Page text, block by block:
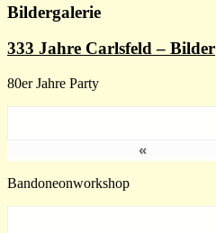
Bildergalerie
333 Jahre Carlsfeld – Bilder
80er Jahre Party
«
Bandoneonworkshop